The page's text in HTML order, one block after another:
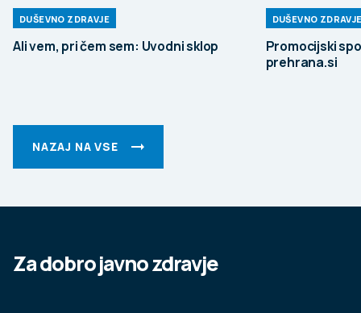
DUŠEVNO ZDRAVJE
Ali vem, pri čem sem: Uvodni sklop
DUŠEVNO
Promocijski
prehrana.si
NAZAJ NA VSE
Za dobro javno zdravje